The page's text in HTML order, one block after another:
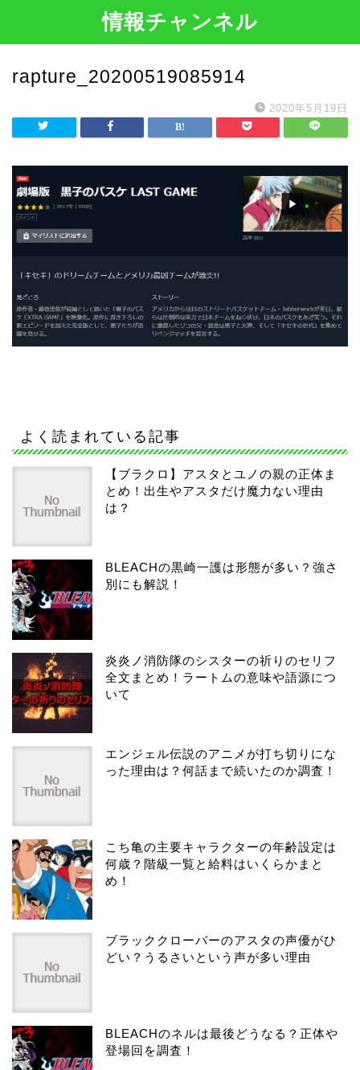
情報チャンネル
rapture_20200519085914
2020年5月19日
よく読まれている記事
【ブラクロ】アスタとユノの親の正体ま
とめ！出生やアスタだけ魔力ない理由
は？
BLEACHの黒崎一護は形態が多い？強さ
別にも解説！
炎炎ノ消防隊のシスターの祈りのセリフ
全文まとめ！ラートムの意味や語源につ
いて
エンジェル伝説のアニメが打ち切りにな
った理由は？何話まで続いたのか調査！
こち亀の主要キャラクターの年齢設定は
何歳？階級一覧と給料はいくらかまと
め！
ブラッククローバーのアスタの声優がひ
どい？うるさいという声が多い理由
BLEACHのネルは最後どうなる？正体や
登場回を調査！